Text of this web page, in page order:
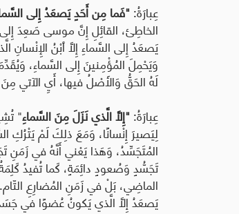
عِبارَةُ: "فَما مِن أَحَدٍ يَصعَدُ إِلى
يَصعَدُ إِلى السَّماءِ إِلَّا ٱبْنُ
وَيَحْمِلَ المُؤْمِنينَ إِلى السَّماءِ، وَيُقَدِّمَ لَهُم
لَهُ الحَقُّ وَالأَصْلُ فيها، أَيِ الآتي
عِبارَةُ: "إِلَّا الَّذي نَزَلَ مِنَ السَّماءِ
لِيَصيرَ إِنْسانًا، وَمَعَ ذلِكَ لَمْ يَتْرُكِ
المُتَجَسِّدُ، وَهَذا يَعْني أَنَّهُ في زَمَنِ
تَجَسُّدٍ وَصُعودٍ دائِمَةٍ، كَما تُفيدُ
الماضِي، بَلْ في زَمَنِ المُضارِعِ التّام.
يَصعَدُ إِلَّا الَّذي يَكونُ عُضوًا في